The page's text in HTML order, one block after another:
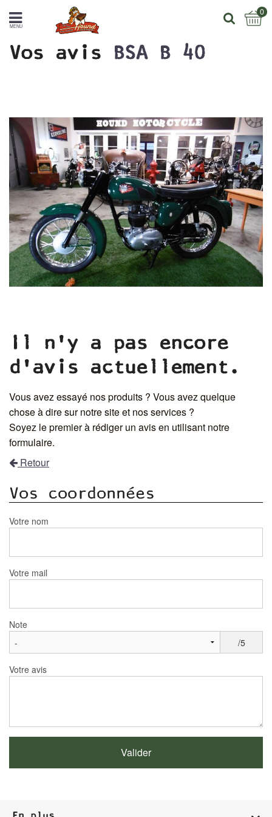
MENU
0
Vos avis BSA B 40
Il n'y a pas encore
d'avis actuellement.
Vous avez essayé nos produits ? Vous avez quelque
chose à dire sur notre site et nos services ?
Soyez le premier à rédiger un avis en utilisant notre
formulaire.
Retour
Vos coordonnées
Votre nom
Votre mail
Note
/5
Votre avis